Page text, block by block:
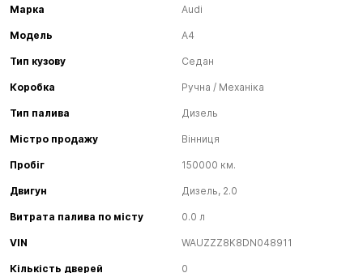
Марка Audi
Модель A4
Тип кузову Седан
Коробка Ручна / Механіка
Тип палива Дизель
Містро продажу Вінниця
Пробіг 150000 км.
Двигун Дизель, 2.0
Витрата палива по місту 0.0 л
VIN WAUZZZ8K8DN048911
Кількість дверей 0